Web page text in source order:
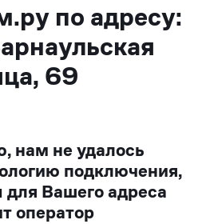
по адресу:
69
нам не удалось
подключения,
Вашего адреса
оператор